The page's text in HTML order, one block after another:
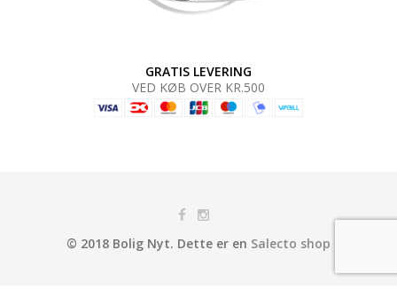
GRATIS LEVERING
VED KØB OVER KR.500
© 2018 Bolig Nyt. Dette er en Salecto shop